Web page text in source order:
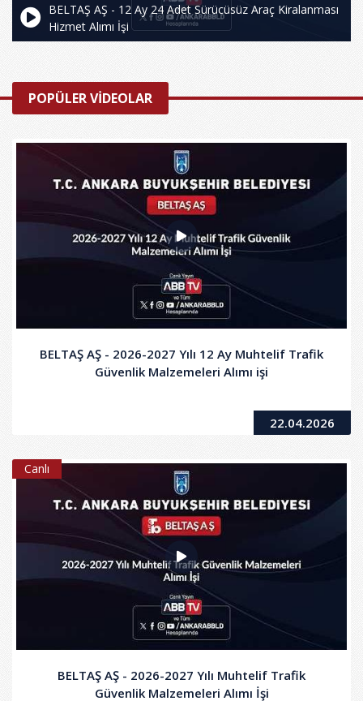
BELTAŞ AŞ - 12 Ay 24 Adet Sürücüsüz Araç Kiralanması
Hizmet Alımı İşi
POPÜLER VİDEOLAR
BELTAŞ AŞ - 2026-2027 Yılı 12 Ay Muhtelif Trafik
Güvenlik Malzemeleri Alımı işi
22.04.2026
Canlı
BELTAŞ AŞ - 2026-2027 Yılı Muhtelif Trafik
Güvenlik Malzemeleri Alımı İşi